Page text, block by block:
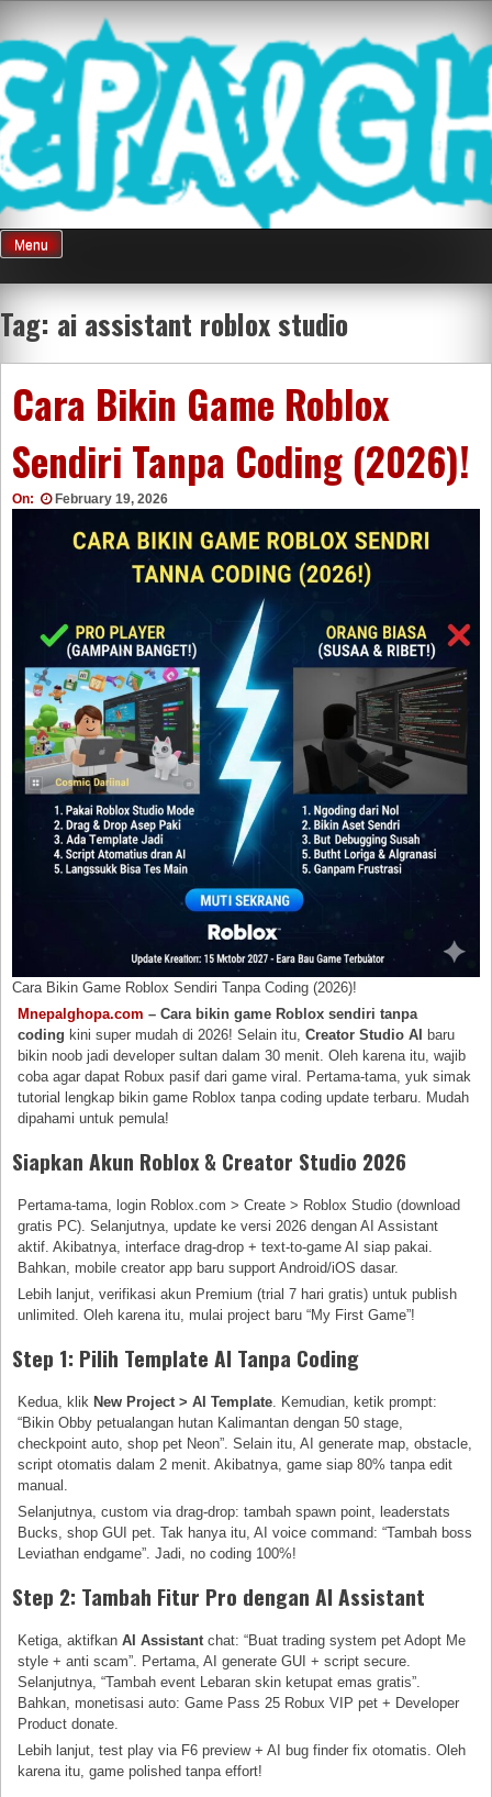
content
Mnepalghopa
Review Game
Terkini Paling
Seluruh Di
Indonesia
Menu
Tag: ai assistant roblox studio
Cara Bikin Game Roblox
Sendiri Tanpa Coding (2026)!
On: February 19, 2026
Cara Bikin Game Roblox Sendiri Tanpa Coding (2026)!
Mnepalghopa.com– Cara bikin game Roblox sendiri tanpa
coding kini super mudah di 2026! Selain itu,Creator Studio AI
baru
bikin noob jadi developer sultan dalam 30 menit. Oleh karena itu, wajib
coba agar dapat Robux pasif dari game viral. Pertama-tama, yuk simak
tutorial lengkap bikin game Roblox tanpa coding update terbaru. Mudah
dipahami untuk pemula!
Siapkan Akun Roblox & Creator Studio 2026
Pertama-tama, login Roblox.com > Create > Roblox Studio (download
gratis PC). Selanjutnya, update ke versi 2026 dengan AI Assistant
aktif. Akibatnya, interface drag-drop + text-to-game AI siap pakai.
Bahkan, mobile creator app baru support Android/iOS dasar.
Lebih lanjut, verifikasi akun Premium (trial 7 hari gratis) untuk publish
unlimited. Oleh karena itu, mulai project baru “My First Game”!
Step 1: Pilih Template AI Tanpa Coding
Kedua, klik New Project > AI Template. Kemudian, ketik prompt:
“Bikin Obby petualangan hutan Kalimantan dengan 50 stage,
checkpoint auto, shop pet Neon”. Selain itu, AI generate map, obstacle,
script otomatis dalam 2 menit. Akibatnya, game siap 80% tanpa edit
manual.
Selanjutnya, custom via drag-drop: tambah spawn point, leaderstats
Bucks, shop GUI pet. Tak hanya itu, AI voice command: “Tambah boss
Leviathan endgame”. Jadi, no coding 100%!
Step 2: Tambah Fitur Pro dengan AI Assistant
Ketiga, aktifkanAI Assistantchat: “Buat trading system pet Adopt Me
style + anti scam”. Pertama, AI generate GUI + script secure.
Selanjutnya, “Tambah event Lebaran skin ketupat emas gratis”.
Bahkan, monetisasi auto: Game Pass 25 Robux VIP pet + Developer
Product donate.
Lebih lanjut, test play via F6 preview + AI bug finder fix otomatis. Oleh
karena itu, game polished tanpa effort!